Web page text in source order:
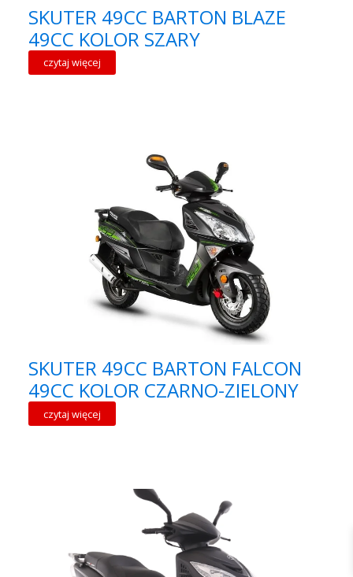
SKUTER 49CC BARTON BLAZE
49CC KOLOR SZARY
czytaj więcej
SKUTER 49CC BARTON FALCON
49CC KOLOR CZARNO-ZIELONY
czytaj więcej